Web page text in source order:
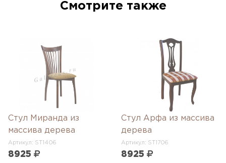
Смотрите также
Стул Миранда из
массива дерева
Артикул: ST1406
8925
Стул Арфа из массива
дерева
Артикул: ST1706
8925